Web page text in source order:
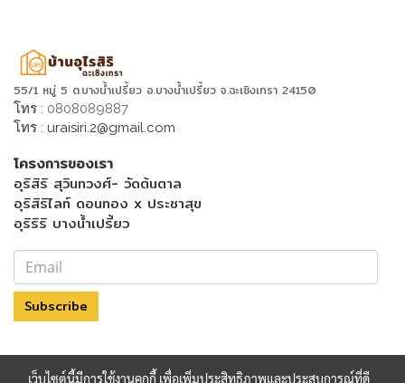
55/1 หมู่ 5 ต.บางน้ำเปรี้ยว อ.บางน้ำเปรี้ยว จ.ฉะเชิงเทรา 24150
โทร : 0808089887
โทร : uraisiri.2@gmail.com
โครงการของเรา
อุริสิริ สุวินทวงศ์- วัดต้นตาล
อุริสิริไลท์ ดอนทอง x ประชาสุข
อุริริริ บางน้ำเปรี้ยว
Subscribe
Menu Footer
เว็บไซต์นี้มีการใช้งานคุกกี้ เพื่อเพิ่มประสิทธิภาพและประสบการณ์ที่ดี